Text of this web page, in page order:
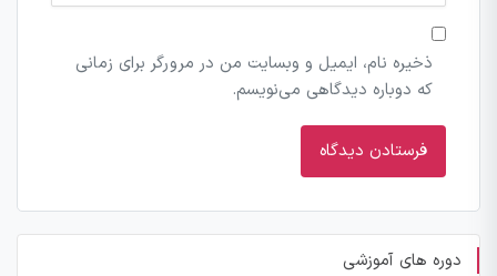
ذخیره نام، ایمیل و وبسایت من در مرورگر برای زمانی
که دوباره دیدگاهی می‌نویسم.
دوره های آموزشی